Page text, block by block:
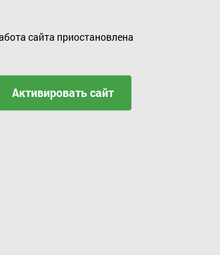
сайта приостановлена
Активировать сайт